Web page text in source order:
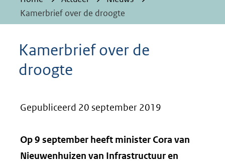
Kamerbrief over de droogte
Kamerbrief over de
droogte
Gepubliceerd 20 september 2019
Op 9 september heeft minister Cora van
Nieuwenhuizen van Infrastructuur en